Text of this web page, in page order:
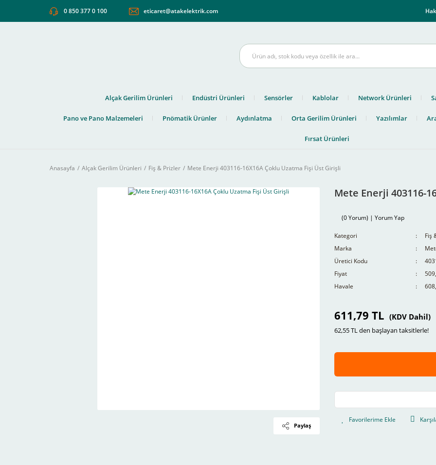
0 850 377 0 100 eticaret@atakelektrik.com
Alçak Gerilim Ürünleri Endüstri Ürünleri Sensörler Kablolar Network Ürünleri
Pano ve Pano Malzemeleri Pnömatik Ürünler Aydınlatma Orta Gerilim Ürünleri Yazılımlar
Fırsat Ürünleri
Anasayfa Alçak Gerilim Ürünleri Fiş & Prizler Mete Enerji 403116-16X16A Çoklu Uzatma Fişi Üst Girişli
Paylaş
Mete Enerji 403116-
(0 Yorum) | Yorum Yap
Kategori
Fiş
Marka
Üretici Kodu
Fiyat
Havale
611,79 TL (KDV Dahil)
62,55 TL den başlayan taksitlerle!